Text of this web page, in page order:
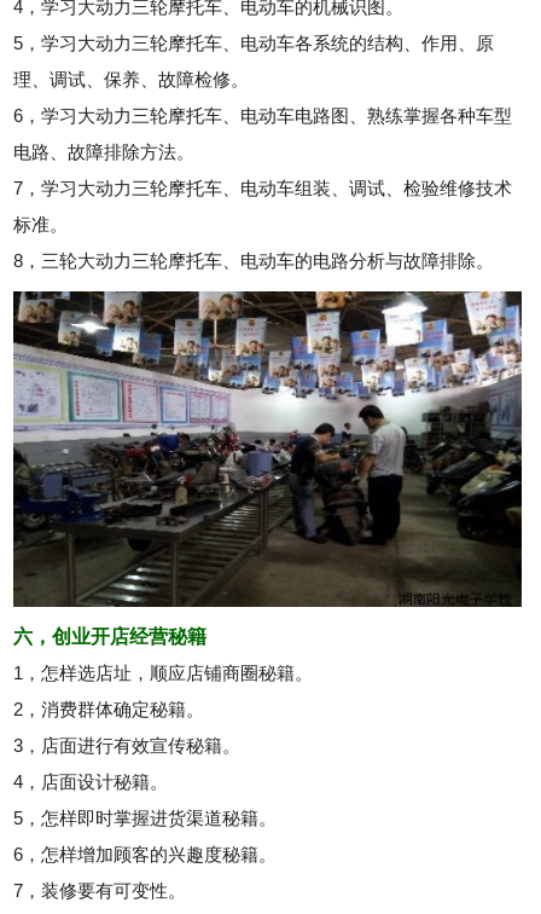
4，学习大动力三轮摩托车、电动车的机械识图。
5，学习大动力三轮摩托车、电动车各系统的结构、作用、原
理、调试、保养、故障检修。
6，学习大动力三轮摩托车、电动车电路图、熟练掌握各种车型
电路、故障排除方法。
7，学习大动力三轮摩托车、电动车组装、调试、检验维修技术
标准。
8，三轮大动力三轮摩托车、电动车的电路分析与故障排除。
六，创业开店经营秘籍
1，怎样选店址，顺应店铺商圈秘籍。
2，消费群体确定秘籍。
3，店面进行有效宣传秘籍。
4，店面设计秘籍。
5，怎样即时掌握进货渠道秘籍。
6，怎样增加顾客的兴趣度秘籍。
7，装修要有可变性。